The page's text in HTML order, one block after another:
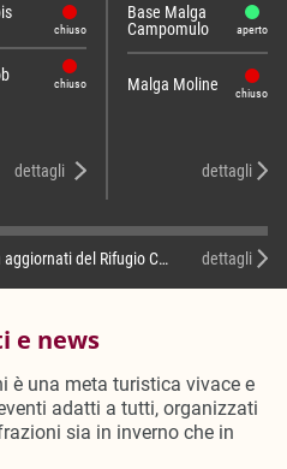
chiuso
chiuso
dettagli
Base Malga
Campomulo
aperto
Malga Moline chiuso
dettagli
Cari amici, ecco gli orari di apertura aggiornati del Rifugio Campomulo per il mese di agosto 2026: RIFUGIO BASE MALGA CAMPOMULO Dal lunedì al venerdì …
dettagli
e news
è una meta turistica vivace e
adatti a tutti, organizzati
sia in inverno che in